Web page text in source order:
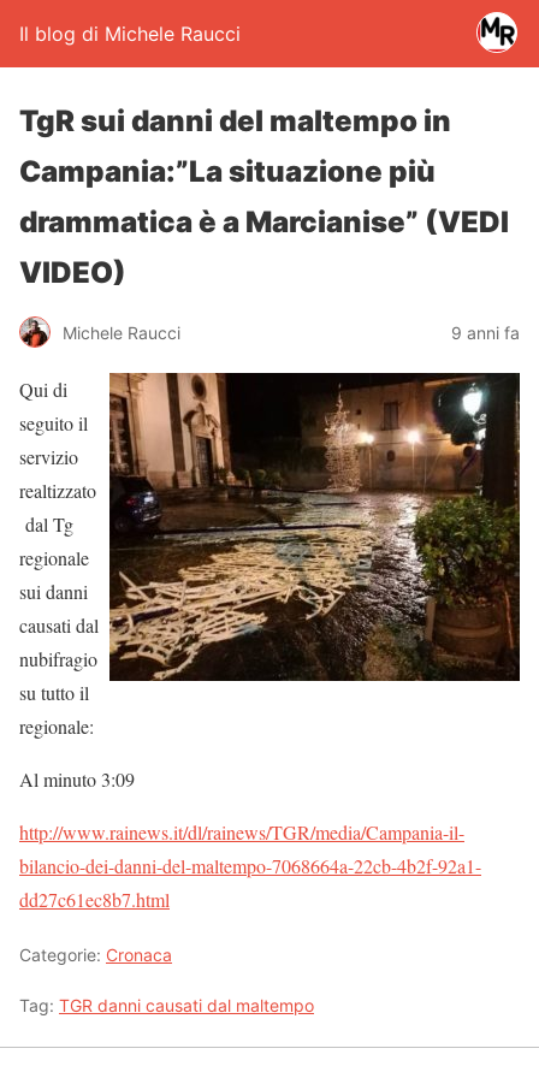
Il blog di Michele Raucci
TgR sui danni del maltempo in
Campania:”La situazione più
drammatica è a Marcianise” (VEDI
VIDEO)
Michele Raucci 9 anni fa
Qui di
seguito il
servizio
realtizzato
dal Tg
regionale
sui danni
causati dal
nubifragio
su tutto il
regionale:
Al minuto 3:09
http://www.rainews.it/dl/rainews/TGR/media/Campania-il-
bilancio-dei-danni-del-maltempo-7068664a-22cb-4b2f-92a1-
dd27c61ec8b7.html
Categorie: Cronaca
Tag: TGR danni causati dal maltempo